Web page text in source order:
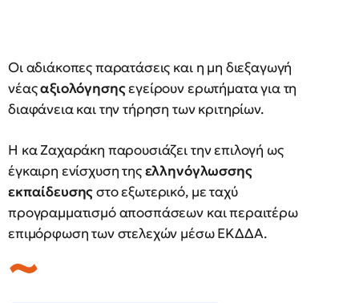
Οι αδιάκοπες παρατάσεις και η μη διεξαγωγή
νέαςαξιολόγησηςεγείρουν ερωτήματα για τη
διαφάνεια και την τήρηση των κριτηρίων.
Η κα Ζαχαράκη παρουσιάζει την επιλογή ως
έγκαιρη ενίσχυση τηςελληνόγλωσσης
εκπαίδευσηςστο εξωτερικό, με ταχύ
προγραμματισμό αποσπάσεων και περαιτέρω
επιμόρφωση των στελεχών μέσω ΕΚΔΔΑ.